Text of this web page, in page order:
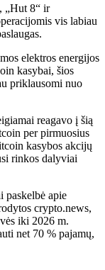
„Hut 8“ ir
vis labiau
elektros energijos
kasybai, šios
priklausomi nuo
reagavo į šią
per pirmuosius
kasybos akcijų
rinkos dalyviai
paskelbė apie
crypto.news,
iki 2026 m.
net 70 % pajamų,